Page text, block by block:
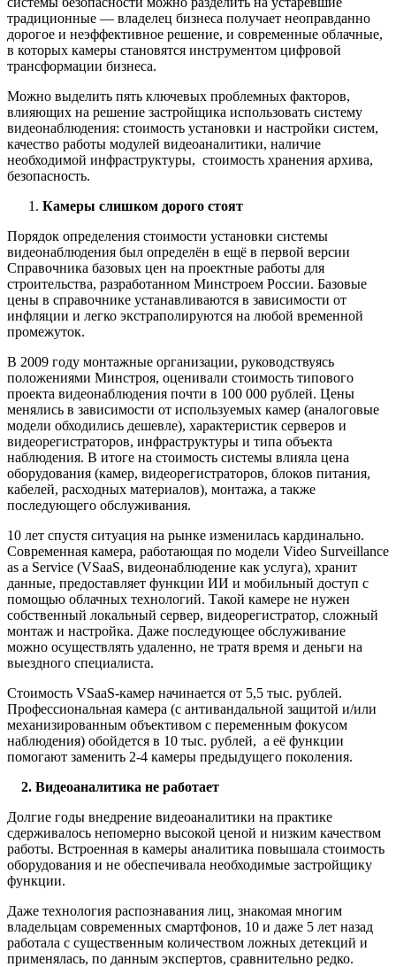
традиционные — владелец бизнеса получает неоправданно
дорогое и неэффективное решение, и современные облачные,
в которых камеры становятся инструментом цифровой
трансформации бизнеса.
Можно выделить пять ключевых проблемных факторов,
влияющих на решение застройщика использовать систему
видеонаблюдения: стоимость установки и настройки систем,
качество работы модулей видеоаналитики, наличие
необходимой инфраструктуры, стоимость хранения архива,
безопасность.
Камеры слишком дорого стоят
Порядок определения стоимости установки системы
видеонаблюдения был определён в ещё в первой версии
Справочника базовых цен на проектные работы для
строительства, разработанном Минстроем России. Базовые
цены в справочнике устанавливаются в зависимости от
инфляции и легко экстраполируются на любой временной
промежуток.
В 2009 году монтажные организации, руководствуясь
положениями Минстроя, оценивали стоимость типового
проекта видеонаблюдения почти в 100 000 рублей. Цены
менялись в зависимости от используемых камер (аналоговые
модели обходились дешевле), характеристик серверов и
видеорегистраторов, инфраструктуры и типа объекта
наблюдения. В итоге на стоимость системы влияла цена
оборудования (камер, видеорегистраторов, блоков питания,
кабелей, расходных материалов), монтажа, а также
последующего обслуживания.
10 лет спустя ситуация на рынке изменилась кардинально.
Современная камера, работающая по модели Video Surveillance
as a Service (VSaaS, видеонаблюдение как услуга), хранит
данные, предоставляет функции ИИ и мобильный доступ с
помощью облачных технологий. Такой камере не нужен
собственный локальный сервер, видеорегистратор, сложный
монтаж и настройка. Даже последующее обслуживание
можно осуществлять удаленно, не тратя время и деньги на
выездного специалиста.
Стоимость VSaaS-камер начинается от 5,5 тыс. рублей.
Профессиональная камера (с антивандальной защитой и/или
механизированным объективом с переменным фокусом
наблюдения) обойдется в 10 тыс. рублей, а её функции
помогают заменить 2-4 камеры предыдущего поколения.
2. Видеоаналитика не работает
Долгие годы внедрение видеоаналитики на практике
сдерживалось непомерно высокой ценой и низким качеством
работы. Встроенная в камеры аналитика повышала стоимость
оборудования и не обеспечивала необходимые застройщику
функции.
Даже технология распознавания лиц, знакомая многим
владельцам современных смартфонов, 10 и даже 5 лет назад
работала с существенным количеством ложных детекций и
применялась, по данным экспертов, сравнительно редко.